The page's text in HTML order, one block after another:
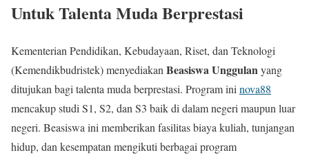
Untuk Talenta Muda Berprestasi
Kementerian Pendidikan, Kebudayaan, Riset, dan Teknologi
(Kemendikbudristek) menyediakan Beasiswa Unggulanyang
ditujukan bagi talenta muda berprestasi. Program ini nova88
mencakup studi S1, S2, dan S3 baik di dalam negeri maupun luar
negeri. Beasiswa ini memberikan fasilitas biaya kuliah, tunjangan
hidup, dan kesempatan mengikuti berbagai program